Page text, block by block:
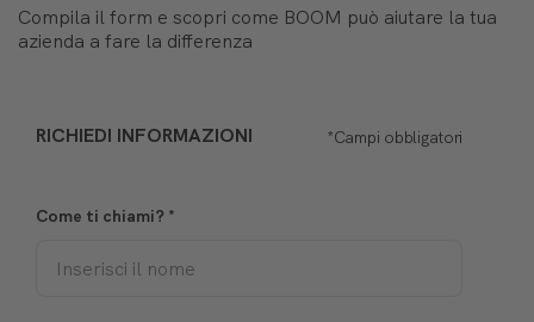
Compila il form e scopri come BOOM può aiutare la tua
azienda a fare la differenza
RICHIEDI INFORMAZIONI *Campi obbligatori
Come ti chiami? *